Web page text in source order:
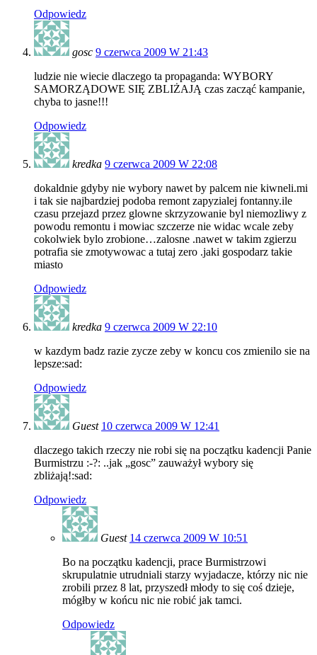
Odpowiedz
gosc 9 czerwca 2009 W 21:43
ludzie nie wiecie dlaczego ta propaganda: WYBORY
SAMORZĄDOWE SIĘ ZBLIŻAJĄ czas zacząć kampanie,
chyba to jasne!!!
Odpowiedz
kredka 9 czerwca 2009 W 22:08
dokaldnie gdyby nie wybory nawet by palcem nie kiwneli.mi
i tak sie najbardziej podoba remont zapyzialej fontanny.ile
czasu przejazd przez glowne skrzyzowanie byl niemozliwy z
powodu remontu i mowiac szczerze nie widac wcale zeby
cokolwiek bylo zrobione…zalosne .nawet w takim zgierzu
potrafia sie zmotywowac a tutaj zero .jaki gospodarz takie
miasto
Odpowiedz
kredka 9 czerwca 2009 W 22:10
w kazdym badz razie zycze zeby w koncu cos zmienilo sie na
lepsze:sad:
Odpowiedz
Guest 10 czerwca 2009 W 12:41
dlaczego takich rzeczy nie robi się na początku kadencji Panie
Burmistrzu :-?: ..jak „gosc” zauważył wybory się
zbliżają!:sad:
Odpowiedz
Guest 14 czerwca 2009 W 10:51
Bo na początku kadencji, prace Burmistrzowi
skrupulatnie utrudniali starzy wyjadacze, którzy nic nie
zrobili przez 8 lat, przyszedł młody to się coś dzieje,
mógłby w końcu nic nie robić jak tamci.
Odpowiedz